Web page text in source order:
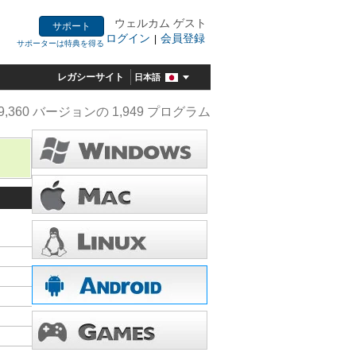
サポート
サポーターは特典を得る
ウェルカム ゲスト
ログイン | 会員登録
レガシーサイト 日本語
バージョンの 1,949 プログラム